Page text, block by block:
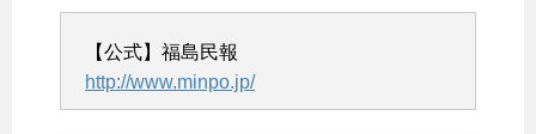
【公式】福島民報
http://www.minpo.jp/